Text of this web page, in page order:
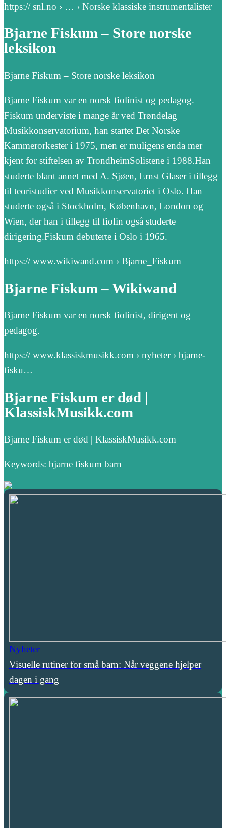
https:// snl.no › … › Norske klassiske instrumentalister
Bjarne Fiskum – Store norske
leksikon
Bjarne Fiskum – Store norske leksikon
Bjarne Fiskum var en norsk fiolinist og pedagog.
Fiskum underviste i mange år ved Trøndelag
Musikkonservatorium, han startet Det Norske
Kammerorkester i 1975, men er muligens enda mer
kjent for stiftelsen av TrondheimSolistene i 1988.Han
studerte blant annet med A. Sjøen, Ernst Glaser i tillegg
til teoristudier ved Musikkonservatoriet i Oslo. Han
studerte også i Stockholm, København, London og
Wien, der han i tillegg til fiolin også studerte
dirigering.Fiskum debuterte i Oslo i 1965.
https:// www.wikiwand.com › Bjarne_Fiskum
Bjarne Fiskum – Wikiwand
Bjarne Fiskum var en norsk fiolinist, dirigent og
pedagog.
https:// www.klassiskmusikk.com › nyheter › bjarne-
fisku…
Bjarne Fiskum er død |
KlassiskMusikk.com
Bjarne Fiskum er død | KlassiskMusikk.com
Keywords: bjarne fiskum barn
Nyheter
Visuelle rutiner for små barn: Når veggene hjelper
dagen i gang